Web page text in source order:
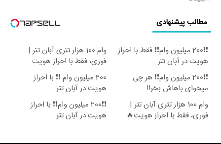
مطالب پیشنهادی
❗❗200 میلیون وام❗❗ فقط با احراز
هویت در آبان تتر
وام 100 هزار تتری آبان تتر |
فوری، فقط با احراز هویت
❗❗200 میلیون وام❗❗ هر چی
میخوای باهاش بخر!!
200 میلیون وام ❗❗ با احراز
هویت در آبان تتر
وام 100 هزار تتری آبان تتر |
فوری، فقط با احراز هویت🔥
❗❗200 میلیون وام❗❗ با احراز
هویت در آبان تتر